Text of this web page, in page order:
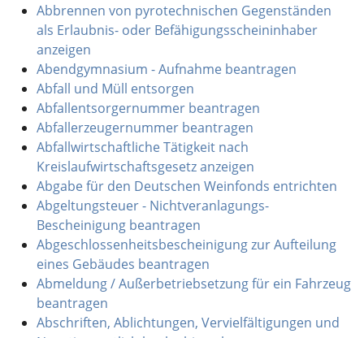
Abbrennen von pyrotechnischen Gegenständen
als Erlaubnis- oder Befähigungsscheininhaber
anzeigen
Abendgymnasium - Aufnahme beantragen
Abfall und Müll entsorgen
Abfallentsorgernummer beantragen
Abfallerzeugernummer beantragen
Abfallwirtschaftliche Tätigkeit nach
Kreislaufwirtschaftsgesetz anzeigen
Abgabe für den Deutschen Weinfonds entrichten
Abgeltungsteuer - Nichtveranlagungs-
Bescheinigung beantragen
Abgeschlossenheitsbescheinigung zur Aufteilung
eines Gebäudes beantragen
Abmeldung / Außerbetriebsetzung für ein Fahrzeug
beantragen
Abschriften, Ablichtungen, Vervielfältigungen und